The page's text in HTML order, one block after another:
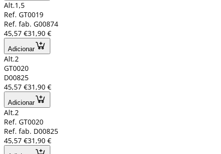
Alt.1,5
Ref. GT0019
Ref. fab. G00874
45,57 €31,90 €
Adicionar
Alt.2
GT0020
D00825
45,57 €31,90 €
Adicionar
Alt.2
Ref. GT0020
Ref. fab. D00825
45,57 €31,90 €